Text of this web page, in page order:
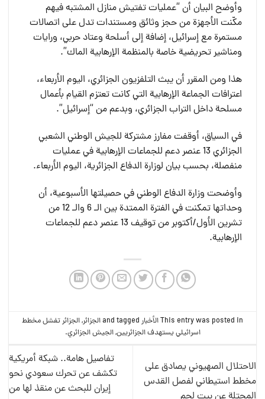
وأوضح البيان أن “عمليات تفتيش منازل المشتبه فيهم
مكّنت الأجهزة من حجز وثائق ومستندات تدل على اتصالات
مستمرة مع إسرائيل، إضافة إلى أسلحة وعتاد حربي، ورايات
ومناشير تحريضية خاصة بالمنظمة الإرهابية الماك”.
هذا ومن المقرر أن يبث التلفزيون الجزائري، اليوم الأربعاء،
اعترافات الجماعة الإرهابية التي كانت تعتزم القيام بأعمال
مسلحة داخل التراب الجزائري، وبدعم من “إسرائيل”.
في السياق، أوقفت مفارز مشتركة للجيش الوطني الشعبي
الجزائري 13 عنصر دعم للجماعات الإرهابية في عمليات
منفصلة، بحسب بيان لوزارة الدفاع الجزائرية، اليوم الأربعاء.
وأوضحت وزارة الدفاع الوطني في حصيلتها الأسبوعية، أن
وحداتها تمكنت في الفترة الممتدة بين الـ 6 والـ 12 من
تشرين الأول/أكتوبر من توقيف 13 عنصر دعم للجماعات
الإرهابية.
This entry was posted inالأخبار الجزائر,الجزائر تفشل مخطط
اسرائيلي يستهدف الجزائريين,الجيش الجزائري.
الاحتلال الصهيوني يصادق على
مخطط استيطاني لفصل القدس
تفاصيل هامة.. شبكة أمريكية
تكشف عن تحرك سعودي نحو
إيران للبحث عن منقذ لها من